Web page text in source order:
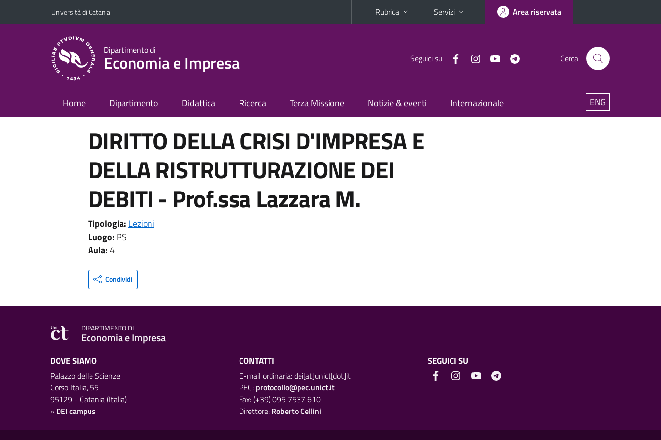
Vai al contenuto principale
Vai al menu di navigazione
Università di Catania Rubrica Servizi Area riservata
Dipartimento di
Economia e Impresa Seguici su Cerca
Home Dipartimento Didattica Ricerca Terza Missione Notizie & eventi Internazionale ENG
DIRITTO DELLA CRISI D'IMPRESA E
DELLA RISTRUTTURAZIONE DEI
DEBITI - Prof.ssa Lazzara M.
Tipologia: Lezioni
Luogo: PS
Aula:4
Condividi
DIPARTIMENTO DI
Economia e Impresa
DOVE SIAMO
Palazzo delle Scienze
Corso Italia, 55
95129 - Catania (Italia)
» DEI campus
CONTATTI
E-mail ordinaria: dei[at]unict[dot]it
PEC: protocollo@pec.unict.it
Fax: (+39) 095 7537 610
Direttore: Roberto Cellini
SEGUICI SU